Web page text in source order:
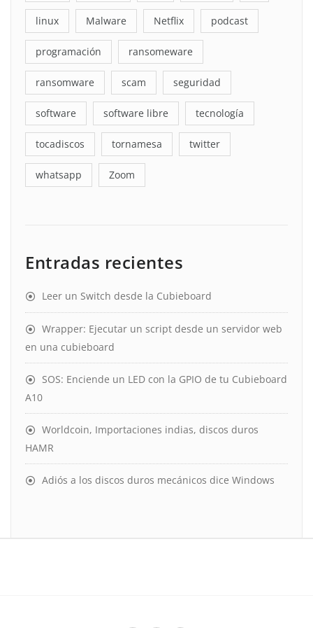
linux Malware Netflix podcast
programación ransomeware
ransomware scam seguridad
software software libre tecnología
tocadiscos tornamesa twitter
whatsapp Zoom
Entradas recientes
Leer un Switch desde la Cubieboard
Wrapper: Ejecutar un script desde un servidor web
en una cubieboard
SOS: Enciende un LED con la GPIO de tu Cubieboard
A10
Worldcoin, Importaciones indias, discos duros
HAMR
Adiós a los discos duros mecánicos dice Windows